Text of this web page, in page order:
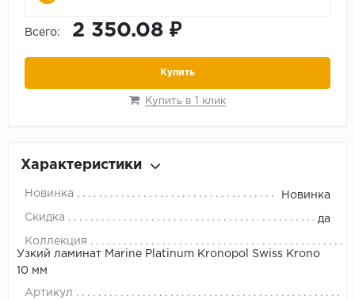
Всего: 2 350.08 ₽
Купить
Купить в 1 клик
Характеристики
Новинка Новинка
Скидка да
Коллекция
Узкий ламинат Marine Platinum Kronopol Swiss Krono
10 мм
Артикул